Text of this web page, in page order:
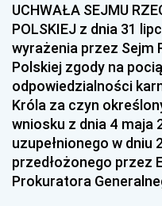
UCHWAŁA SEJMU
POLSKIEJ z dnia 31
wyrażenia przez Sejm
Polskiej zgody na
odpowiedzialności
Króla za czyn
wniosku z dnia 4 maja
uzupełnionego w dniu
przedłożonego przez
Prokuratora